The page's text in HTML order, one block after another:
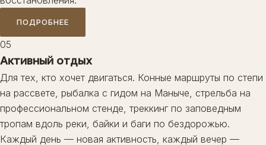
ПОДРОБНЕЕ
05
Активный отдых
Для тех, кто хочет двигаться. Конные маршруты по степи
на рассвете, рыбалка с гидом на Маныче, стрельба на
профессиональном стенде, треккинг по заповедным
тропам вдоль реки, байки и баги по бездорожью.
Каждый день — новая активность, каждый вечер —